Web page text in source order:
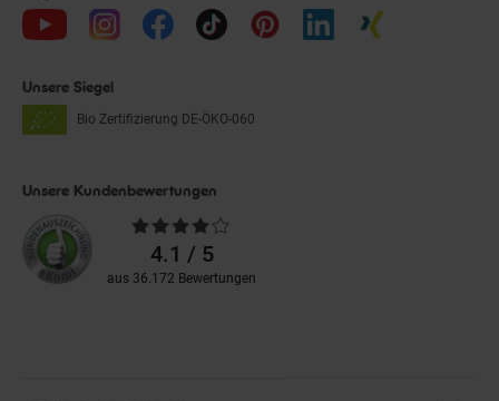
Unsere Siegel
Bio Zertifizierung DE-ÖKO-060
Unsere Kundenbewertungen
Durchschnittliche
Bewertungen4.1 / 5
aus 36.172 Bewertungen